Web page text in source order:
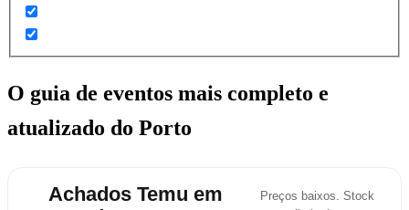
O guia de eventos mais completo e
atualizado do Porto
Achados Temu em
Preços baixos. Stock